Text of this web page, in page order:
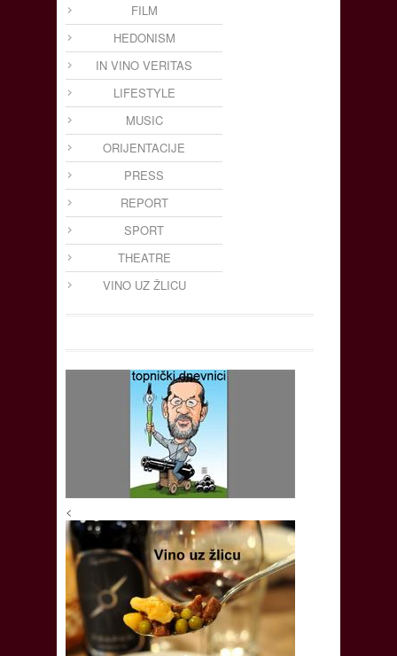
FILM
HEDONISM
IN VINO VERITAS
LIFESTYLE
MUSIC
ORIJENTACIJE
PRESS
REPORT
SPORT
THEATRE
VINO UZ ŽLICU
<